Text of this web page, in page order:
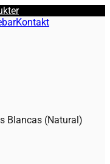
Kontakt
Blancas (Natural)